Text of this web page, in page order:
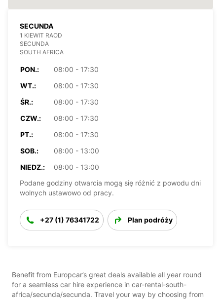
SECUNDA
1 KIEWIT RAOD
SECUNDA
SOUTH AFRICA
PON.:
08:00 - 17:30
WT.:
08:00 - 17:30
ŚR.:
08:00 - 17:30
CZW.:
08:00 - 17:30
PT.:
08:00 - 17:30
SOB.:
08:00 - 13:00
NIEDZ.:
08:00 - 13:00
Podane godziny otwarcia mogą się różnić z powodu dni
wolnych ustawowo od pracy.
+27 (1) 76341722 Plan podróży
Benefit from Europcar’s great deals available all year round
for a seamless car hire experience in car-rental-south-
africa/secunda/secunda. Travel your way by choosing from